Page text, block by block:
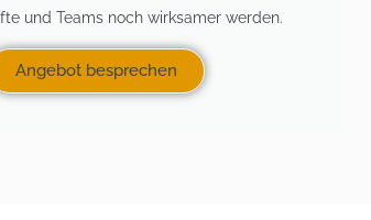
und Teams noch wirksamer werden.
Angebot besprechen